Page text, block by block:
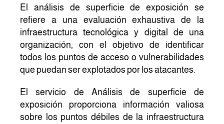
El análisis de superficie de exposición se
refiere a una evaluación exhaustiva de la
infraestructura tecnológica y digital de una
organización, con el objetivo de identificar
todos los puntos de acceso o vulnerabilidades
que puedan ser explotados por los atacantes.
El servicio de Análisis de superficie de
exposición proporciona información valiosa
sobre los puntos débiles de la infraestructura